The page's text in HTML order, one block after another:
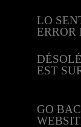
LO
ERROR
EST
GO